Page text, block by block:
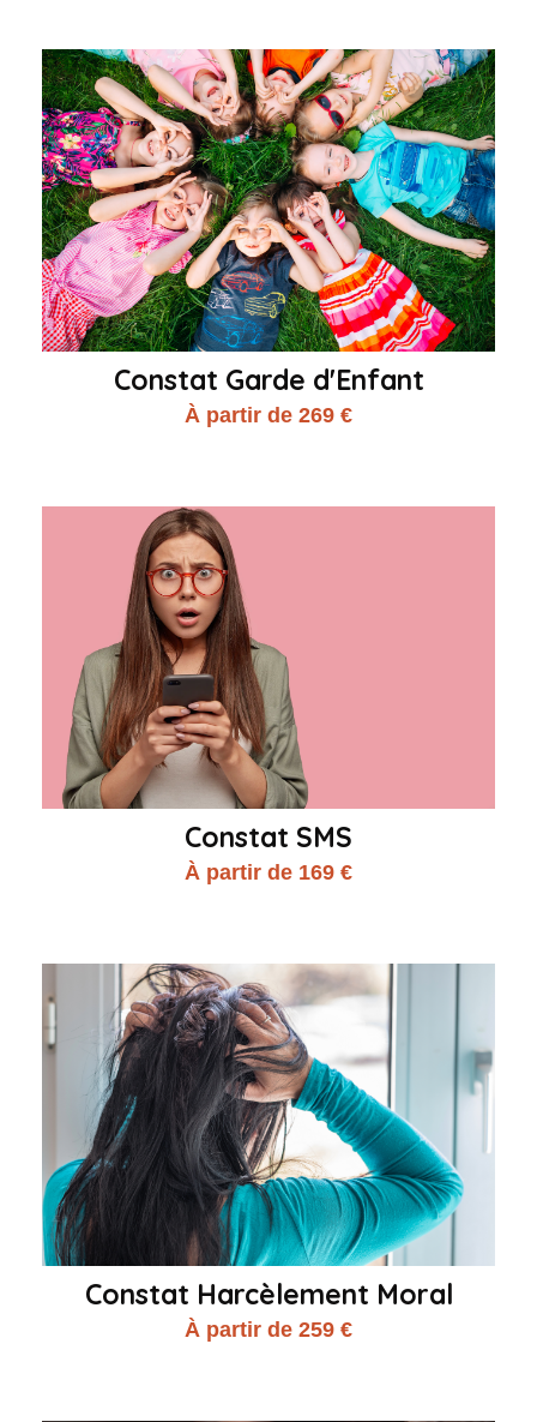
Constat Garde d'Enfant
À partir de 269 €
Constat SMS
À partir de 169 €
Constat Harcèlement Moral
À partir de 259 €